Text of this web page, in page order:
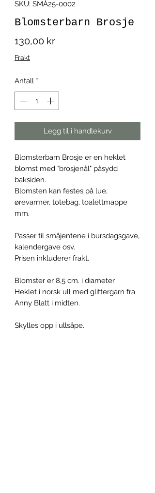
SKU: SMÅ25-0002
Blomsterbarn Brosje
130,00 krPris
Frakt
Antall *
Legg til i handlekurv
Blomsterbarn Brosje er en heklet
blomst med "brosjenål" påsydd
baksiden.
Blomsten kan festes på lue,
ørevarmer, totebag, toalettmappe
mm.
Passer til småjentene i bursdagsgave,
kalendergave osv.
Prisen inkluderer frakt.
Blomster er 8,5 cm. i diameter.
Heklet i norsk ull med glittergarn fra
Anny Blatt i midten.
Skylles opp i ullsåpe.